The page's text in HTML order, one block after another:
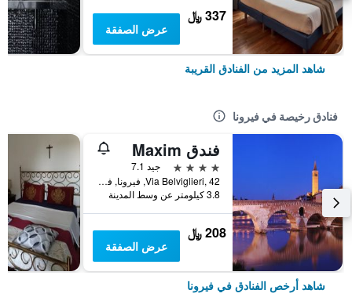
337 ﷼
عرض الصفقة
شاهد المزيد من الفنادق القريبة
فنادق رخيصة في فيرونا
فندق Maxim
4 نجوم
جيد 7.1
Via Belviglieri, 42, فيرونا, فينيتو, إيطاليا
3.8 كيلومتر عن وسط المدينة
208 ﷼
عرض الصفقة
شاهد أرخص الفنادق في فيرونا